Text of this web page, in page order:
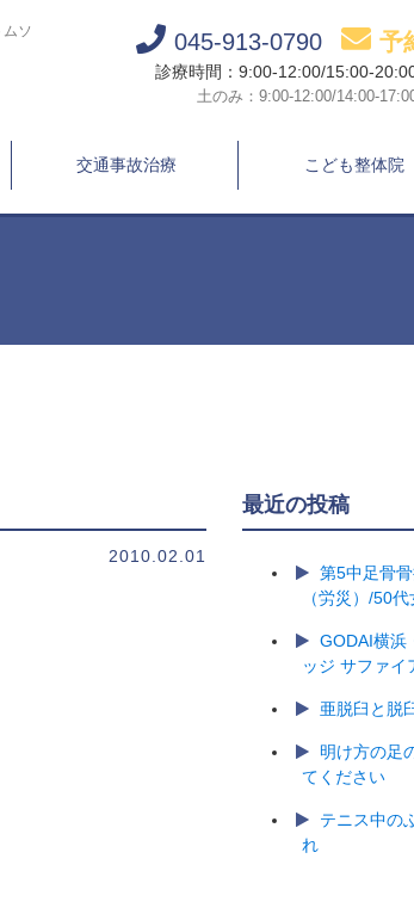
ソ
045-913-0790 予
診療時間：9:00-12:00/15:00-
土のみ：9:00-12:00/14:00-
交通事故治療 こども整体院
2010.02.01
最近の投稿
第5中足骨
（労災）/50代
GODAI横浜
ッジ サファイ
亜脱臼と脱
明け方の足
てください
テニス中の
れ